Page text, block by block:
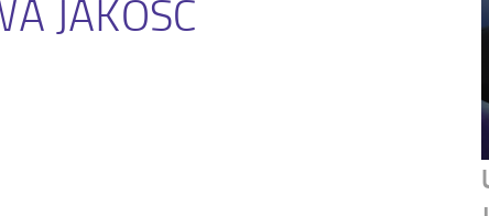
JAKOŚĆ